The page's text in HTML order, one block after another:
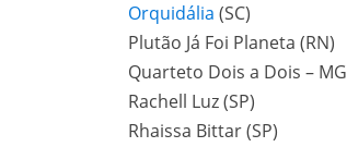
Orquidália (SC)
Plutão Já Foi Planeta (RN)
Quarteto Dois a Dois – MG
Rachell Luz (SP)
Rhaissa Bittar (SP)